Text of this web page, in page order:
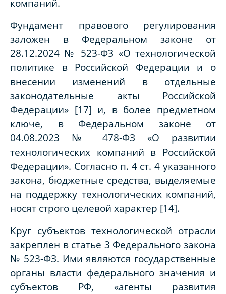
компаний.
Фундамент правового регулирования
заложен в Федеральном законе от
28.12.2024 № 523-ФЗ «О технологической
политике в Российской Федерации и о
внесении изменений в отдельные
законодательные акты Российской
Федерации» [17] и, в более предметном
ключе, в Федеральном законе от
04.08.2023 № 478-ФЗ «О развитии
технологических компаний в Российской
Федерации». Согласно п. 4 ст. 4 указанного
закона, бюджетные средства, выделяемые
на поддержку технологических компаний,
носят строго целевой характер [14].
Круг субъектов технологической отрасли
закреплен в статье 3 Федерального закона
№ 523-ФЗ. Ими являются государственные
органы власти федерального значения и
субъектов РФ, «агенты развития